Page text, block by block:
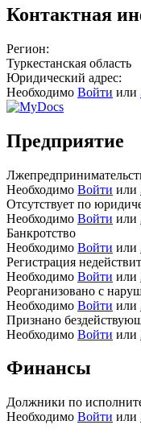
Контактная
Регион:
Туркестанская область
Юридический адрес:
Необходимо Войти или
Предприятие
Необходимо Войти или
Отсутствует по
Необходимо Войти или
Банкротство
Необходимо Войти или
Регистрация
Необходимо Войти или
Реорганизовано с
Необходимо Войти или
Признано
Необходимо Войти или
Финансы
Должники по
Необходимо Войти или